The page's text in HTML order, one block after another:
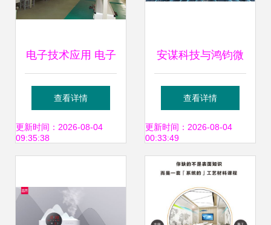
电子技术应用 电子
产品设计与技术开
发展望
查看详情
更新时间：2026-08-04
09:35:38
安谋科技与鸿钧微
电子携手 加速服务
器CPU产业与生态
落地的新篇章
查看详情
更新时间：2026-08-04
00:33:49